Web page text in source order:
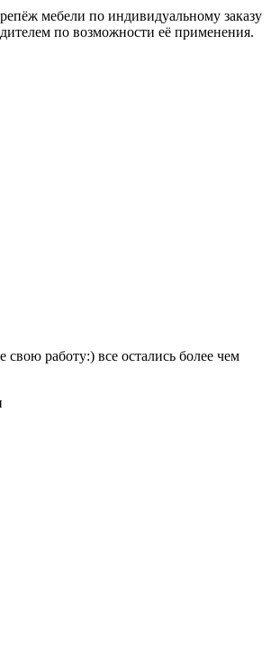
мебели по индивидуальному заказу
по возможности её применения.
работу:) все остались более чем